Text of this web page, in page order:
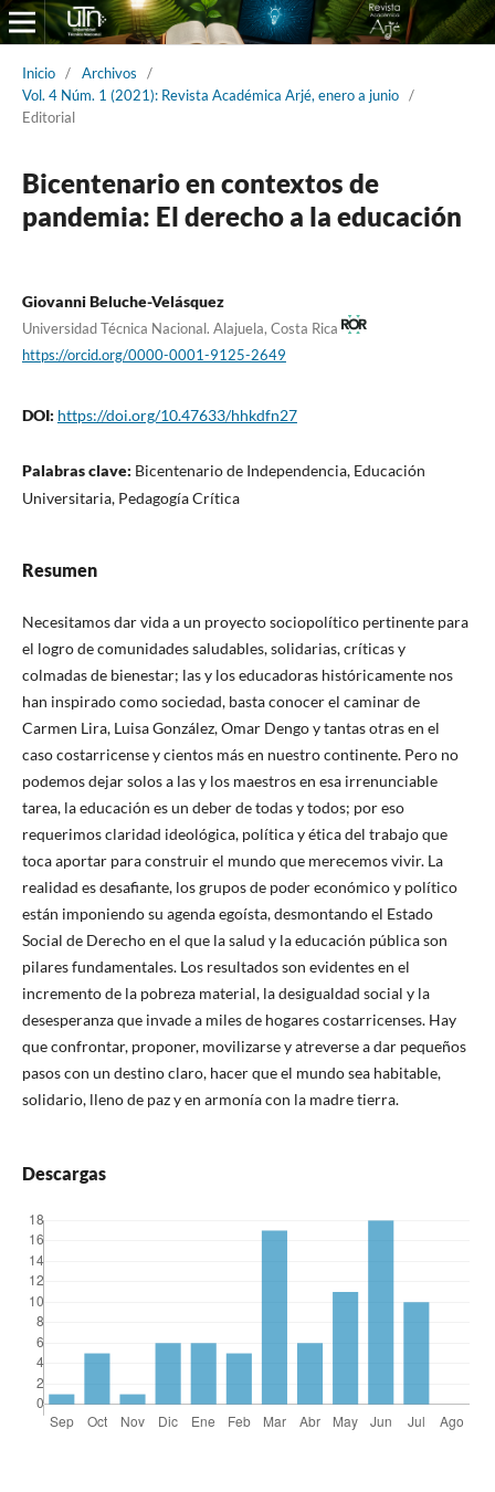
Inicio / Archivos
/
Vol. 4 Núm. 1 (2021): Revista Académica Arjé, enero a junio /
Editorial
Bicentenario en contextos de
pandemia: El derecho a la educación
Giovanni Beluche-Velásquez
Universidad Técnica Nacional. Alajuela, Costa Rica
https://orcid.org/0000-0001-9125-2649
DOI: https://doi.org/10.47633/hhkdfn27
Palabras clave: Bicentenario de Independencia, Educación
Universitaria, Pedagogía Crítica
Resumen
Necesitamos dar vida a un proyecto sociopolítico pertinente para
el logro de comunidades saludables, solidarias, críticas y
colmadas de bienestar; las y los educadoras históricamente nos
han inspirado como sociedad, basta conocer el caminar de
Carmen Lira, Luisa González, Omar Dengo y tantas otras en el
caso costarricense y cientos más en nuestro continente. Pero no
podemos dejar solos a las y los maestros en esa irrenunciable
tarea, la educación es un deber de todas y todos; por eso
requerimos claridad ideológica, política y ética del trabajo que
toca aportar para construir el mundo que merecemos vivir. La
realidad es desafiante, los grupos de poder económico y político
están imponiendo su agenda egoísta, desmontando el Estado
Social de Derecho en el que la salud y la educación pública son
pilares fundamentales. Los resultados son evidentes en el
incremento de la pobreza material, la desigualdad social y la
desesperanza que invade a miles de hogares costarricenses. Hay
que confrontar, proponer, movilizarse y atreverse a dar pequeños
pasos con un destino claro, hacer que el mundo sea habitable,
solidario, lleno de paz y en armonía con la madre tierra.
Descargas